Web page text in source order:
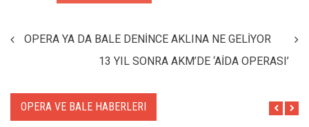
OPERA YA DA BALE DENİNCE AKLINA NE GELİYOR
13 YIL SONRA AKM’DE ‘AİDA OPERASI’
OPERA VE BALE HABERLERI